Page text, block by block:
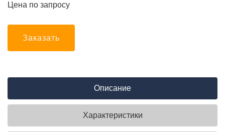
Цена по запросу
Заказать
Описание
Характеристики